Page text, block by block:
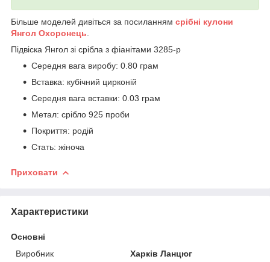
Більше моделей дивіться за посиланням срібні кулони
Янгол Охоронець
Підвіска Янгол зі срібла з фіанітами 3285-р
Середня вага виробу: 0.80 грам
Вставка: кубічний цирконій
Середня вага вставки: 0.03 грам
Метал: срібло 925 проби
Покриття: родій
Стать: жіноча
Приховати
Характеристики
Основні
Виробник
Харків Ланцюг